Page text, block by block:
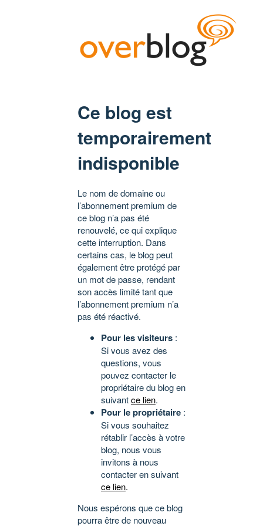
Ce blog est
temporairement
indisponible
Le nom de domaine ou
l’abonnement premium de
ce blog n’a pas été
renouvelé, ce qui explique
cette interruption. Dans
certains cas, le blog peut
également être protégé par
un mot de passe, rendant
son accès limité tant que
l’abonnement premium n’a
pas été réactivé.
Pour les visiteurs :
Si vous avez des
questions, vous
pouvez contacter le
propriétaire du blog en
suivantce lien.
Pour le propriétaire :
Si vous souhaitez
rétablir l’accès à votre
blog, nous vous
invitons à nous
contacter en suivant
ce lien.
Nous espérons que ce blog
pourra être de nouveau